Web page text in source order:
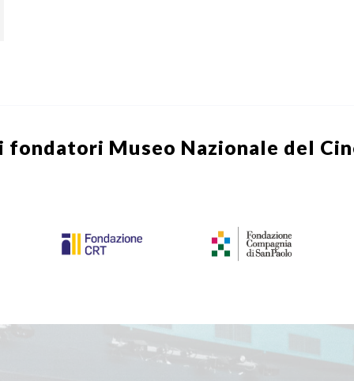
fondatori Museo Nazionale del